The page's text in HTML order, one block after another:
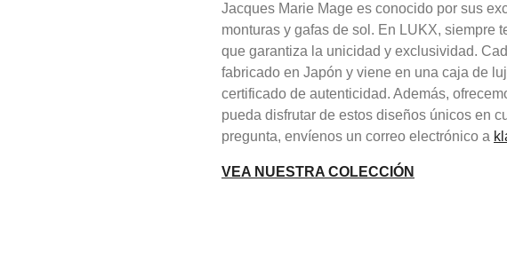
Jacques Marie Mage es conocido por sus
monturas y gafas de sol. En LUKX, siempre
que garantiza la unicidad y exclusividad.
fabricado en Japón y viene en una caja de
certificado de autenticidad. Además,
pueda disfrutar de estos diseños únicos en
pregunta, envíenos un correo electrónico a
VEA NUESTRA COLECCIÓN